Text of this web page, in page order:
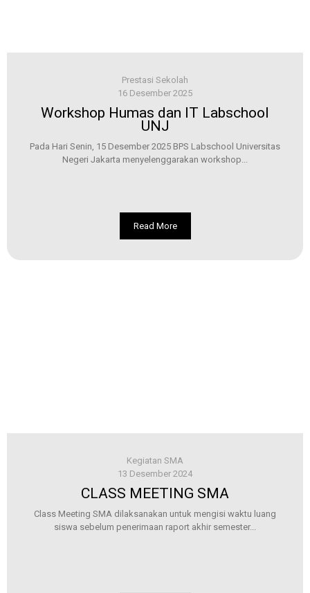
Prestasi Sekolah
16 Desember 2025
Workshop Humas dan IT Labschool
UNJ
Pada Hari Senin, 15 Desember 2025 BPS Labschool Universitas
Negeri Jakarta menyelenggarakan workshop...
Read More
Kegiatan SMA
13 Desember 2024
CLASS MEETING SMA
Class Meeting SMA dilaksanakan untuk mengisi waktu luang
siswa sebelum penerimaan raport akhir semester...